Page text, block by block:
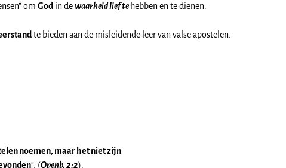
om God in de waarheid lief te hebben en te dienen.
te bieden aan de misleidende leer van valse apostelen.
noemen, maar het niet zijn
“. (Openb. 2:2).